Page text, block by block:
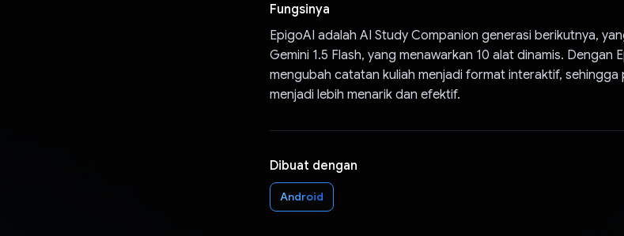
Fungsinya
EpigoAI adalah AI Study Companion generasi berikutnya,
Gemini 1.5 Flash, yang menawarkan 10 alat dinamis. Dengan
mengubah catatan kuliah menjadi format interaktif, sehingga
menjadi lebih menarik dan efektif.
Dibuat dengan
Android